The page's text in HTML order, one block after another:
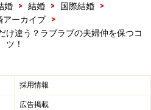
ました。最近では、子どもの
という共通の目的ができたの
じ方向を向いて立っているよ
が向き合って愛情を確認して
……。
婚 > 結婚 > 国際結婚
>
アーカイブ
>
け違う？ラブラブの夫婦仲を保つコ
ツ！
採用情報
広告掲載